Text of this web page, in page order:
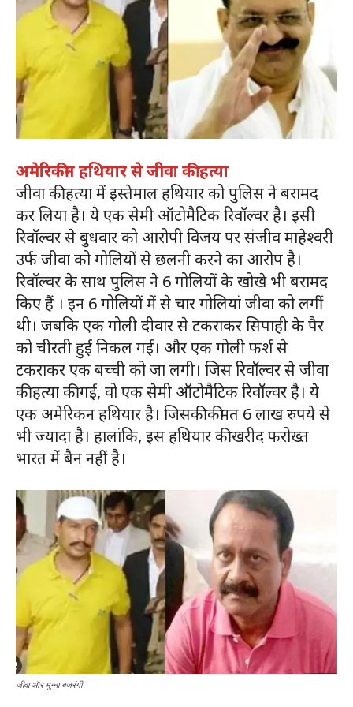
अमेरिकीन हथियार से जीवा की हत्या
जीवा की हत्या में इस्तेमाल हथियार को पुलिस ने बरामद
कर लिया है। ये एक सेमी ऑटोमैटिक रिवॉल्वर है। इसी
रिवॉल्वर से बुधवार को आरोपी विजय पर संजीव माहेश्वरी
उर्फ जीवा को गोलियों से छलनी करने का आरोप है।
रिवॉल्वर के साथ पुलिस ने 6 गोलियों के खोखे भी बरामद
किए हैं । इन 6 गोलियों में से चार गोलियां जीवा को लगीं
थी। जबकि एक गोली दीवार से टकराकर सिपाही के पैर
को चीरती हुई निकल गई। और एक गोली फर्श से
टकराकर एक बच्ची को जा लगी। जिस रिवॉल्वर से जीवा
की हत्या की गई, वो एक सेमी ऑटोमैटिक रिवॉल्वर है। ये
एक अमेरिकन हथियार है। जिसकी कीमत 6 लाख रुपये से
भी ज्यादा है। हालांकि, इस हथियार की खरीद फरोख्त
भारत में बैन नहीं है।
जीवा और मुन्ना बजरंगी